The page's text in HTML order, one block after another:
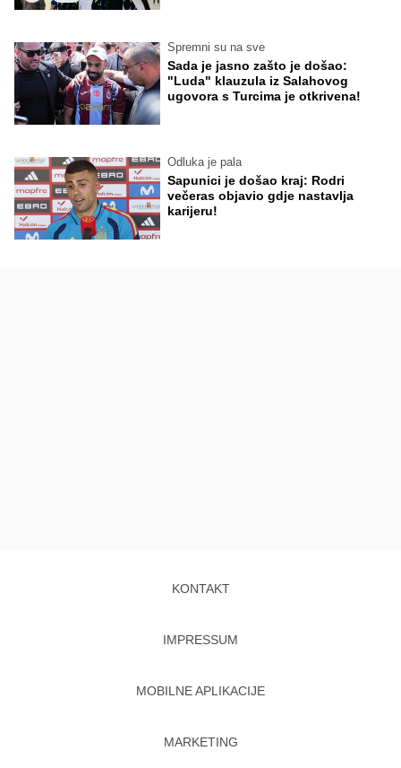
Spremni su na sve
Sada je jasno zašto je došao:
"Luda" klauzula iz Salahovog
ugovora s Turcima je otkrivena!
Odluka je pala
Sapunici je došao kraj: Rodri
večeras objavio gdje nastavlja
karijeru!
KONTAKT
IMPRESSUM
MOBILNE APLIKACIJE
MARKETING